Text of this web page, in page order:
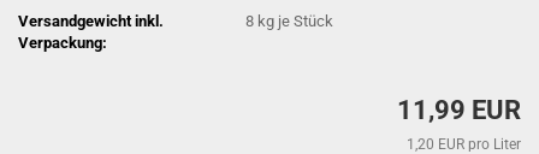
Versandgewicht inkl.
Verpackung:
8 kg je Stück
11,99 EUR
1,20 EUR pro Liter